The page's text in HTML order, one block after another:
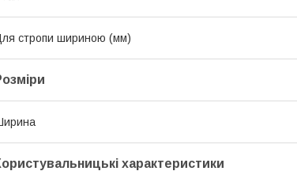
стропи шириною (мм)
характеристики